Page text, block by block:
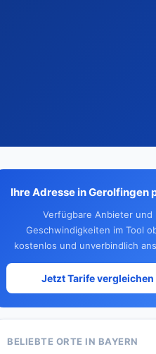
Ihre Adresse in Gerolfingen
Verfügbare Anbieter und
Geschwindigkeiten im Tool
kostenlos und unverbindlich
Jetzt Tarife vergleichen
BELIEBTE ORTE IN BAYERN